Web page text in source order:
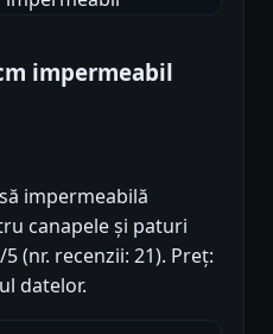
impermeabil
impermeabilă
canapele și paturi
(nr. recenzii: 21). Preț:
datelor.